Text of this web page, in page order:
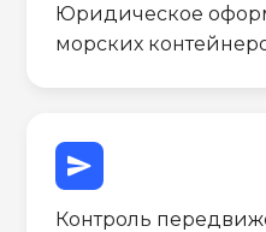
Юридическое
морских
send
Контроль